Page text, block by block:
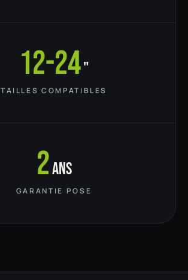
12-24"
TAILLES COMPATIBLES
2ans
GARANTIE POSE